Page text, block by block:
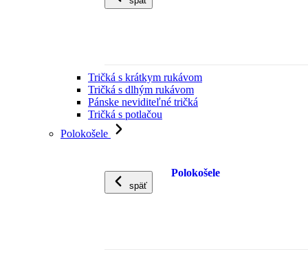
Tričká s krátkym rukávom
Tričká s dlhým rukávom
Pánske neviditeľné tričká
Tričká s potlačou
Polokošele
späť
Polokošele